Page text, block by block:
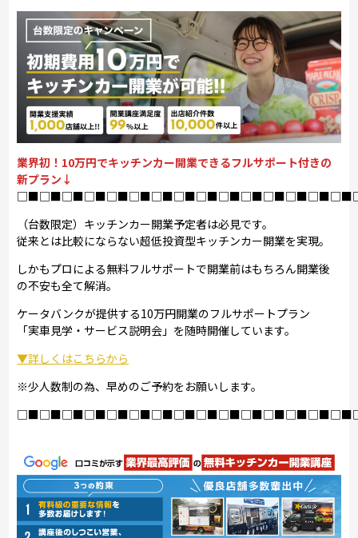
業界初！10万円でキッチンカー開業できるフルサポート付きの
新プラン↓
（台数限定）キッチンカー開業予定者は必見です。
従来とは比較にならない超低投資型キッチンカー開業を実現。
しかもプロによる無料フルサポートで開業前はもちろん開業後
の不安も全て解消。
ケータバンクが提供する10万円開業のフルサポートプラン
「実車見学・サービス説明会」を随時開催しています。
▼詳しくはこちらから
※少人数制の為、早めのご予約をお願いします。